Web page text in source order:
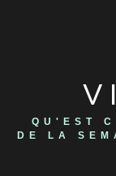
QU'EST
DE LA